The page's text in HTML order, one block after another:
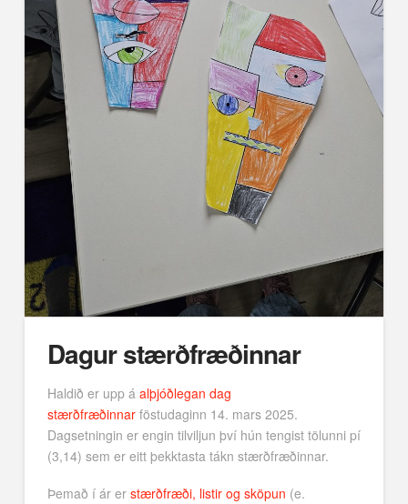
Dagur stærðfræðinnar
Haldið er upp á alþjóðlegan dag
stærðfræðinnar föstudaginn 14. mars 2025.
Dagsetningin er engin tilviljun því hún tengist tölunni pí
(3,14) sem er eitt þekktasta tákn stærðfræðinnar.
Þemað í ár er stærðfræði, listir og sköpun (e.